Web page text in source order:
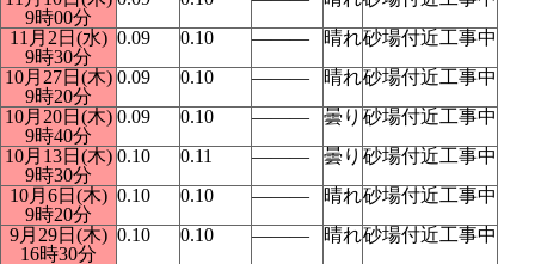
9時00分
11月2日(水)
9時30分
0.09 0.10 ――― 晴れ砂場付近工事中
10月27日(木)
9時20分
0.09 0.10 ――― 晴れ砂場付近工事中
10月20日(木)
9時40分
0.09 0.10 ――― 曇り 砂場付近工事中
10月13日(木)
9時30分
0.10 0.11 ――― 曇り 砂場付近工事中
10月6日(木)
9時20分
0.10 0.10 ――― 晴れ砂場付近工事中
9月29日(木)
16時30分
0.10 0.10 ――― 晴れ砂場付近工事中